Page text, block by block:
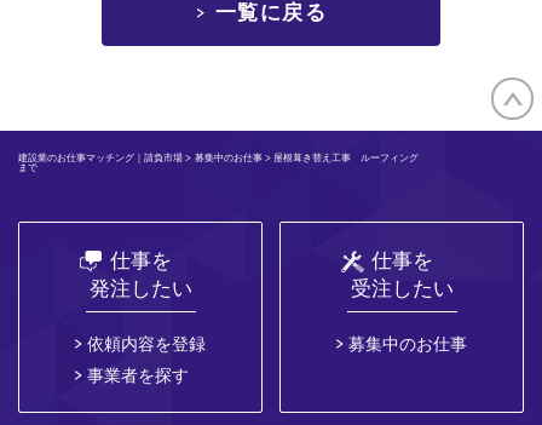
一覧に戻る
建設業のお仕事マッチング｜請負市場 > 募集中のお仕事> 屋根葺き替え工事 ルーフィング
まで
仕事を
発注したい
依頼内容を登録
事業者を探す
仕事を
受注したい
募集中のお仕事